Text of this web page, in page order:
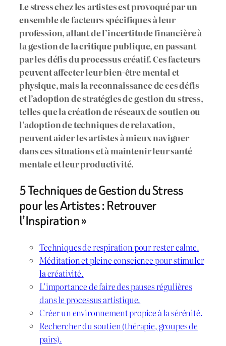
Le stress chez les artistes est provoqué par un
ensemble de facteurs spécifiques à leur
profession, allant de l’incertitude financière à
la gestion de la critique publique, en passant
par les défis du processus créatif. Ces facteurs
peuvent affecter leur bien-être mental et
physique, mais la reconnaissance de ces défis
et l’adoption de stratégies de gestion du stress,
telles que la création de réseaux de soutien ou
l’adoption de techniques de relaxation,
peuvent aider les artistes à mieux naviguer
dans ces situations et à maintenir leur santé
mentale et leur productivité.
5 Techniques de Gestion du Stress
pour les Artistes : Retrouver
l’Inspiration »
Techniques de respiration pour rester calme.
Méditation et pleine conscience pour stimuler
la créativité.
L’importance de faire des pauses régulières
dans le processus artistique.
Créer un environnement propice à la sérénité.
Rechercher du soutien (thérapie, groupes de
pairs).